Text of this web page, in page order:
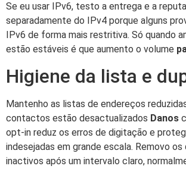
Se eu usar IPv6, testo a entrega e a
separadamente do IPv4 porque alguns
IPv6 de forma mais restritiva. Só quando
estão estáveis é que aumento o volume
Higiene da lista e
Mantenho as listas de endereços
contactos estão desactualizados Danos
opt-in reduz os erros de digitação e
indesejadas em grande escala. Removo
inactivos após um intervalo claro,